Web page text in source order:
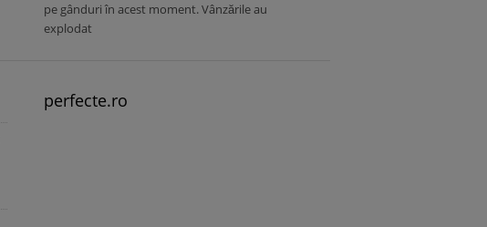
pe gânduri în acest moment. Vânzările au
explodat
perfecte.ro